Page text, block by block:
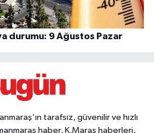
durumu: 9 Ağustos Pazar
tarafsız, güvenilir ve hızlı
haber, K.Maraş haberleri,